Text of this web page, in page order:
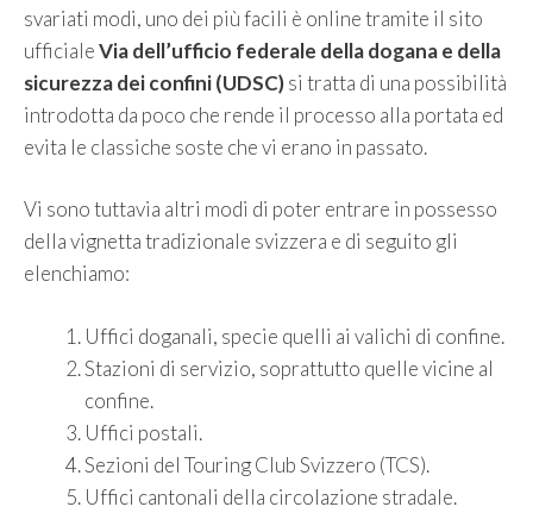
svariati modi, uno dei più facili è online tramite il sito
ufficialeVia dell’ufficio federale della dogana e della
sicurezza dei confini (UDSC)si tratta di una possibilità
introdotta da poco che rende il processo alla portata ed
evita le classiche soste che vi erano in passato.
Vi sono tuttavia altri modi di poter entrare in possesso
della vignetta tradizionale svizzera e di seguito gli
elenchiamo:
Uffici doganali, specie quelli ai valichi di confine.
Stazioni di servizio, soprattutto quelle vicine al
confine.
Uffici postali.
Sezioni del Touring Club Svizzero (TCS).
Uffici cantonali della circolazione stradale.